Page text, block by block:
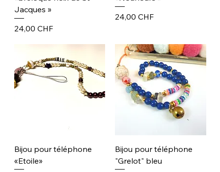
Jacques »
Prix
24,00 CHF
Prix
24,00 CHF
Bijou pour téléphone
«Etoile»
Bijou pour téléphone
"Grelot" bleu